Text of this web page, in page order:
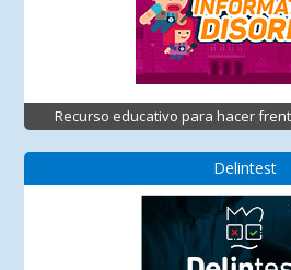
Recurso educativo para hacer
Delintest